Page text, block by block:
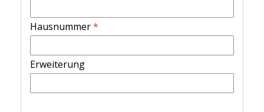
Hausnummer*
Erweiterung